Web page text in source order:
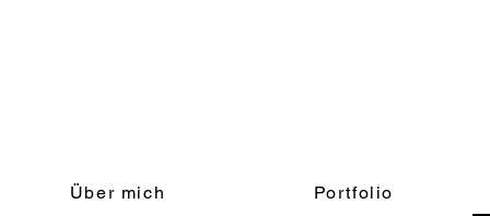
Über mich Portfolio